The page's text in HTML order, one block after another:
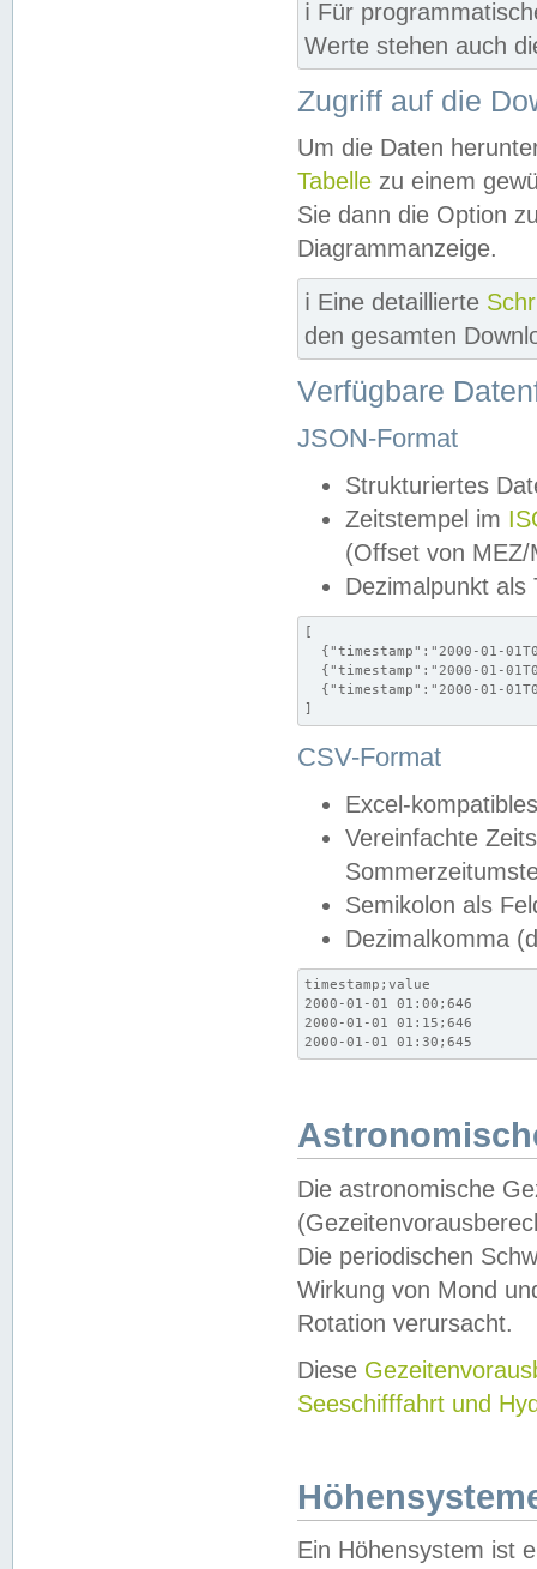
ℹ️ Für
Werte stehen auch
Zugriff auf die
Um die Daten
Tabelle zu einem
Sie dann die Option
Diagrammanzeige.
ℹ️ Eine detaillierte
den gesamten
Verfügbare
JSON-Format
Strukturiertes
Zeitstempel im
(Offset von MEZ/
Dezimalpunkt als
[
{"timestamp":"2000-01-
{"timestamp":"2000-01-
{"timestamp":"2000-01-
]
CSV-Format
Excel-
Vereinfachte
Semikolon als
Dezimalkomma
timestamp;value
2000-01-01 01:00;646
2000-01-01 01:15;646
2000-01-01 01:30;645
Die astronomische
Die periodischen
Wirkung von Mond
Rotation verursacht.
Diese
Seeschifffahrt und
Ein Höhensystem ist